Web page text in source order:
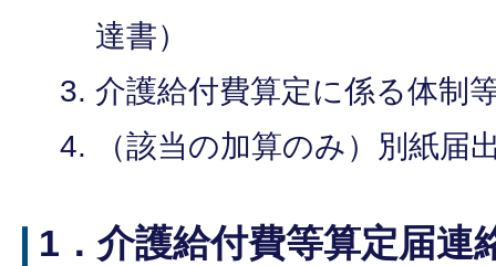
達書）
介護給付費算定に係る体制
（該当の加算のみ）別紙届
1．介護給付費等算定届連